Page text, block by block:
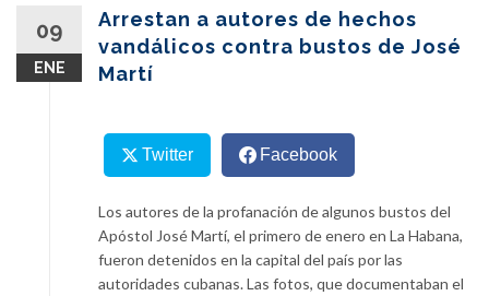
09
ENE
Arrestan a autores de hechos
vandálicos contra bustos de José
Martí
Twitter Facebook
Los autores de la profanación de algunos bustos del
Apóstol José Martí, el primero de enero en La Habana,
fueron detenidos en la capital del país por las
autoridades cubanas. Las fotos, que documentaban el